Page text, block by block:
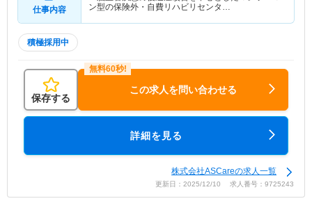
仕事内容
ン型の保険外・自費リハビリセンタ…
積極採用中
保存する
この求人を問い合わせる
詳細を見る
株式会社ASCareの求人一覧
更新日：2025/12/10 求人番号：9725243